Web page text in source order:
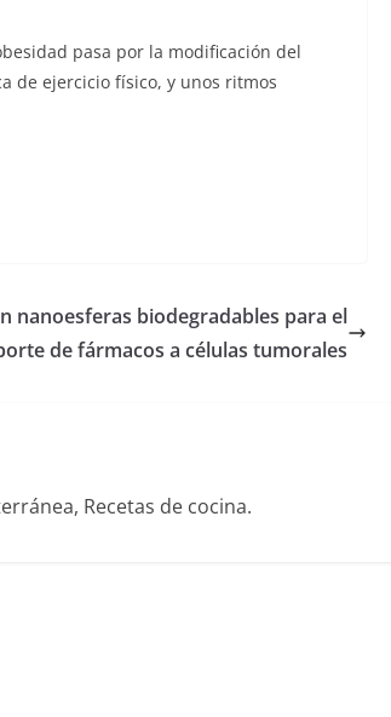
pasa por la modificación del
de ejercicio físico, y unos ritmos
nanoesferas biodegradables para el
de fármacos a células tumorales
Recetas de cocina.